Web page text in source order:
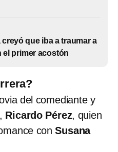
que iba a traumar a
el primer acostón
del comediante y
Ricardo Pérez, quien
conSusana